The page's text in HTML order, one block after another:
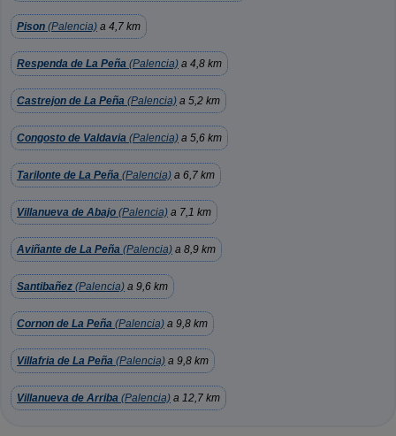
Pison (Palencia) a 4,7 km
Respenda de La Peña (Palencia) a 4,8 km
Castrejon de La Peña (Palencia) a 5,2 km
Congosto de Valdavia (Palencia) a 5,6 km
Tarilonte de La Peña (Palencia) a 6,7 km
Villanueva de Abajo (Palencia) a 7,1 km
Aviñante de La Peña (Palencia) a 8,9 km
Santibañez (Palencia) a 9,6 km
Cornon de La Peña (Palencia) a 9,8 km
Villafria de La Peña (Palencia) a 9,8 km
Villanueva de Arriba (Palencia) a 12,7 km